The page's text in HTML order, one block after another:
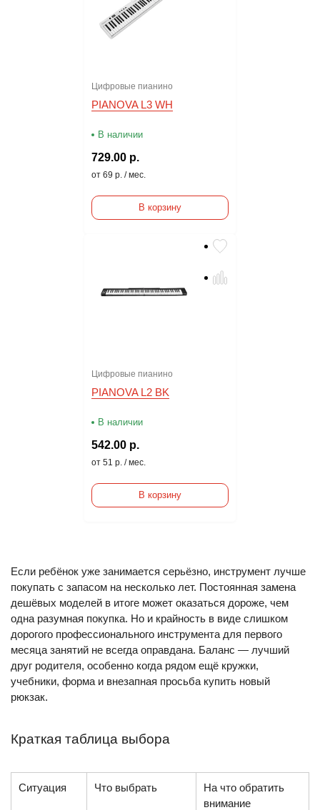
Цифровые пианино
PIANOVA L3 WH
В наличии
729.00 р.
от 69 р. / мес.
В корзину
Цифровые пианино
PIANOVA L2 BK
В наличии
542.00 р.
от 51 р. / мес.
В корзину
Если ребёнок уже занимается серьёзно, инструмент лучше
покупать с запасом на несколько лет. Постоянная замена
дешёвых моделей в итоге может оказаться дороже, чем
одна разумная покупка. Но и крайность в виде слишком
дорогого профессионального инструмента для первого
месяца занятий не всегда оправдана. Баланс — лучший
друг родителя, особенно когда рядом ещё кружки,
учебники, форма и внезапная просьба купить новый
рюкзак.
Краткая таблица выбора
Ситуация Что выбрать
На что обратить
внимание